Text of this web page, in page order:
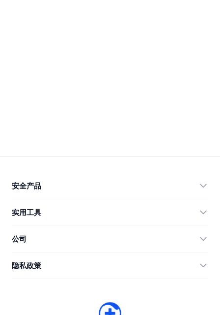
安全产品
360 Total Security
Anti-Ransomware Tool
实用工具
360 Zip
RecoverlyX
公司
帮助
隐私政策